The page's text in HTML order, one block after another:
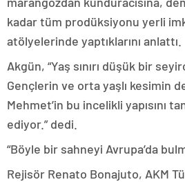
kadar tüm prodüksiyonu yerli
atölyelerinde yaptıklarını anlattı.
Akgün, “Yaş sınırı düşük bir
Gençlerin ve orta yaşlı kesimin
Mehmet’in bu incelikli yapısını
ediyor.” dedi.
“Böyle bir sahneyi Avrupa’da
Rejisör Renato Bonajuto, AKM